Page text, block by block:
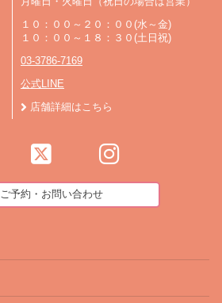
１０：００～２０：００(水～金)
１０：００～１８：３０(土日祝)
03-3786-7169
公式LINE
店舗詳細はこちら
ご予約・お問い合わせ